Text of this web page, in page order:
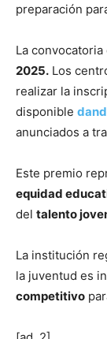
preparación
La
2025. Los
realizar la
disponible
anunciados a
Este premio
equidad
del talento
La institución
la juventud es
competitivo